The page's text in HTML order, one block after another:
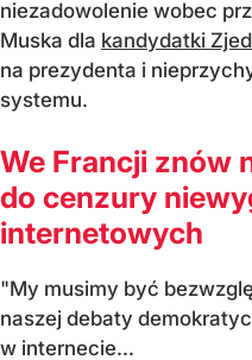
niezadowolenie wobec
Muska dla kandydatki
na prezydenta i
systemu.
We Francji znów
do cenzury
internetowych
"My musimy być
naszej debaty
w internecie...